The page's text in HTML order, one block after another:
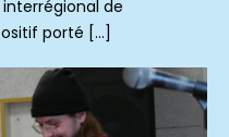
de
porté […]